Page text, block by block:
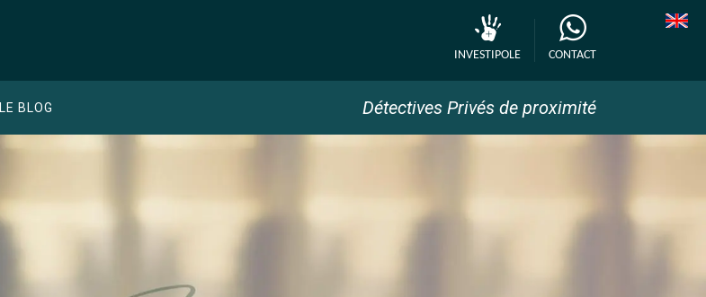
INVESTIPOLE CONTACT
LE BLOG Détectives Privés de proximité